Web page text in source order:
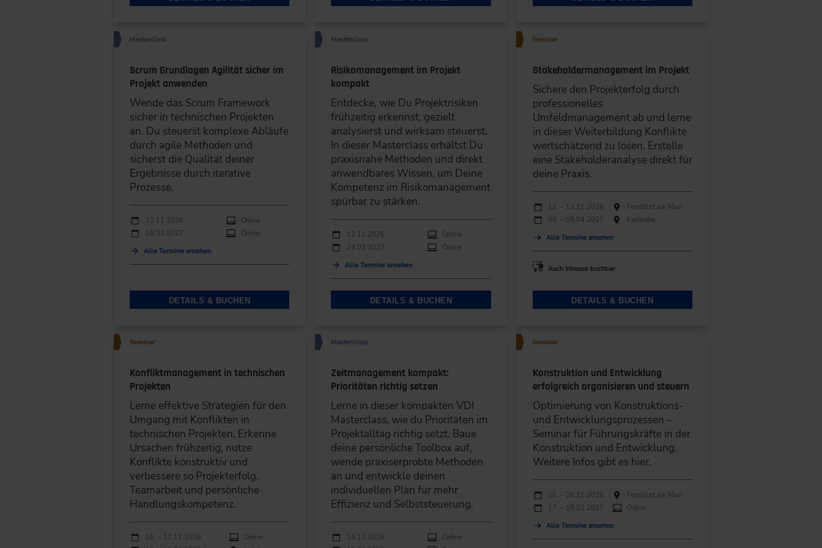
Masterclass
Scrum Grundlagen Agilität sicher im
Projekt anwenden
Wende das Scrum Framework
sicher in technischen Projekten
an. Du steuerst komplexe Abläufe
durch agile Methoden und
sicherst die Qualität deiner
Ergebnisse durch iterative
Prozesse.
Durchführungen
Veranstaltungsdatum Veranstaltungsort
12.11.2026
Online
16.03.2027
Online
Alle Termine ansehen
DETAILS & BUCHEN
Masterclass
Risikomanagement im Projekt
kompakt
Entdecke, wie Du Projektrisiken
frühzeitig erkennst, gezielt
analysierst und wirksam steuerst.
In dieser Masterclass erhältst Du
praxisnahe Methoden und direkt
anwendbares Wissen, um Deine
Kompetenz im Risikomanagement
spürbar zu stärken.
Durchführungen
Veranstaltungsdatum Veranstaltungsort
12.11.2026
Online
24.02.2027
Online
Alle Termine ansehen
DETAILS & BUCHEN
Seminar
Stakeholdermanagement im Projekt
Sichere den Projekterfolg durch
professionelles
Umfeldmanagement ab und lerne
in dieser Weiterbildung Konflikte
wertschätzend zu lösen. Erstelle
eine Stakeholderanalyse direkt für
deine Praxis.
Durchführungen
Veranstaltungsdatum Veranstaltungsort
12. – 13.11.2026
Frankfurt am Main
08. – 09.04.2027
Karlsruhe
Alle Termine ansehen
Auch Inhouse buchbar
DETAILS & BUCHEN
Seminar
Konfliktmanagement in technischen
Projekten
Lerne effektive Strategien für den
Umgang mit Konflikten in
technischen Projekten. Erkenne
Ursachen frühzeitig, nutze
Konflikte konstruktiv und
verbessere so Projekterfolg,
Teamarbeit und persönliche
Handlungskompetenz.
Durchführungen
Veranstaltungsdatum Veranstaltungsort
16. – 17.11.2026
Online
Masterclass
Zeitmanagement kompakt:
Prioritäten richtig setzen
Lerne in dieser kompakten VDI
Masterclass, wie du Prioritäten im
Projektalltag richtig setzt. Baue
deine persönliche Toolbox auf,
wende praxiserprobte Methoden
an und entwickle deinen
individuellen Plan für mehr
Effizienz und Selbststeuerung.
Durchführungen
Veranstaltungsdatum Veranstaltungsort
24.11.2026
Online
Seminar
Konstruktion und Entwicklung
erfolgreich organisieren und steuern
Optimierung von Konstruktions-
und Entwicklungsprozessen –
Seminar für Führungskräfte in der
Konstruktion und Entwicklung.
Weitere Infos gibt es hier.
Durchführungen
Veranstaltungsdatum Veranstaltungsort
25. – 26.11.2026
Frankfurt am Main
17. – 18.02.2027
Online
Alle Termine ansehen